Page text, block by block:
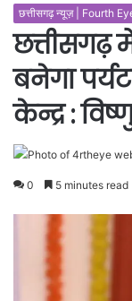
छत्तीसगढ़ न्यूज़ | Fourth
छत्तीसगढ़
बनेगा
केन्द्र :
0 5 minutes read